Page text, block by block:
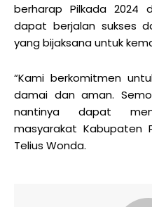
berharap Pilkada 2024
dapat berjalan sukses
yang bijaksana untuk
“Kami berkomitmen
damai dan aman.
nantinya dapat
masyarakat Kabupaten
Telius Wonda.